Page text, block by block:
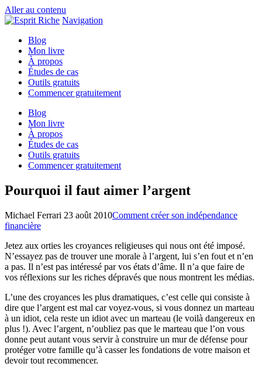
Aller au contenu
Navigation
Blog
Mon livre
À propos
Études de cas
Outils gratuits
Commencer gratuitement
Blog
Mon livre
À propos
Études de cas
Outils gratuits
Commencer gratuitement
Pourquoi il faut aimer l’argent
Michael Ferrari 23 août 2010Comment créer son indépendance
financière
Jetez aux orties les croyances religieuses qui nous ont été imposé.
N’essayez pas de trouver une morale à l’argent, lui s’en fout et n’en
a pas. Il n’est pas intéressé par vos états d’âme. Il n’a que faire de
vos réflexions sur les riches dépravés que nous montrent les médias.
L’une des croyances les plus dramatiques, c’est celle qui consiste à
dire que l’argent est mal car voyez-vous, si vous donnez un marteau
à un idiot, cela reste un idiot avec un marteau (le voilà dangereux en
plus !). Avec l’argent, n’oubliez pas que le marteau que l’on vous
donne peut autant vous servir à construire un mur de défense pour
protéger votre famille qu’à casser les fondations de votre maison et
devoir tout recommencer.